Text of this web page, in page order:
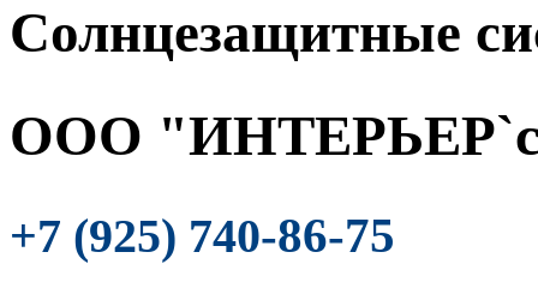
Солнцезащитные
ООО
+7 (925) 740-86-75